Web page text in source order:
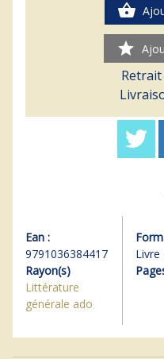
shopping_basket
star
Ean :
9791036384417
Rayon(s)
Littérature
générale ado
Livre